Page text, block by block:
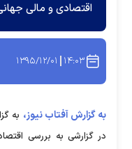
اقتصادی و مالی
۱۴:۰۳ ۱۳۹۵/۱۲/۰۱
به گزارش آفتاب نیوز، به